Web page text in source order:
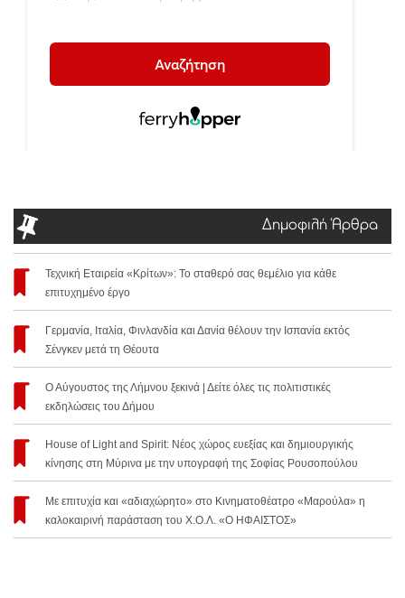
Δημοφιλή Άρθρα
Τεχνική Εταιρεία «Κρίτων»: Το σταθερό σας θεμέλιο για κάθε
επιτυχημένο έργο
Γερμανία, Ιταλία, Φινλανδία και Δανία θέλουν την Ισπανία εκτός
Σένγκεν μετά τη Θέουτα
Ο Αύγουστος της Λήμνου ξεκινά | Δείτε όλες τις πολιτιστικές
εκδηλώσεις του Δήμου
House of Light and Spirit: Νέος χώρος ευεξίας και δημιουργικής
κίνησης στη Μύρινα με την υπογραφή της Σοφίας Ρουσοπούλου
Με επιτυχία και «αδιαχώρητο» στο Κινηματοθέατρο «Μαρούλα» η
καλοκαιρινή παράσταση του Χ.Ο.Λ. «Ο ΗΦΑΙΣΤΟΣ»